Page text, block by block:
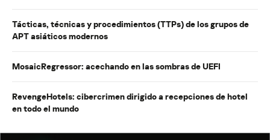
Tácticas, técnicas y procedimientos (TTPs) de los grupos de
APT asiáticos modernos
MosaicRegressor: acechando en las sombras de UEFI
RevengeHotels: cibercrimen dirigido a recepciones de hotel
en todo el mundo